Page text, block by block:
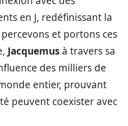
en J, redéfinissant la
et portons ces
Jacquemus à travers sa
des milliers de
entier, prouvant
peuvent coexister avec